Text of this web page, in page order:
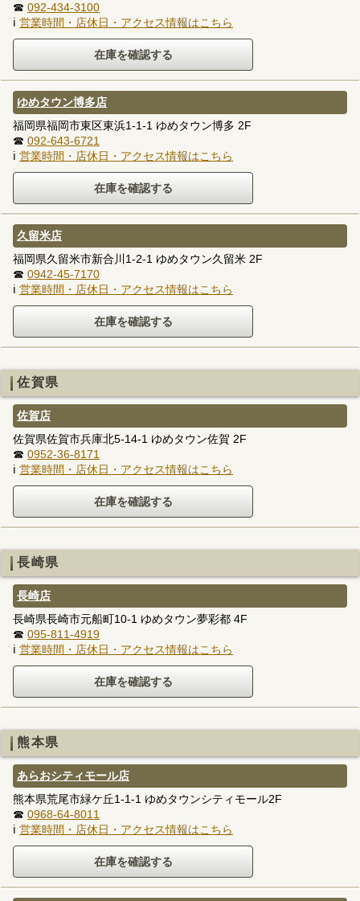
☎ 092-434-3100
ℹ 営業時間・店休日・アクセス情報はこちら
ゆめタウン博多店
福岡県福岡市東区東浜1-1-1 ゆめタウン博多 2F
☎ 092-643-6721
ℹ 営業時間・店休日・アクセス情報はこちら
久留米店
福岡県久留米市新合川1-2-1 ゆめタウン久留米 2F
☎ 0942-45-7170
ℹ 営業時間・店休日・アクセス情報はこちら
佐賀県
佐賀店
佐賀県佐賀市兵庫北5-14-1 ゆめタウン佐賀 2F
☎ 0952-36-8171
ℹ 営業時間・店休日・アクセス情報はこちら
長崎県
長崎店
長崎県長崎市元船町10-1 ゆめタウン夢彩都 4F
☎ 095-811-4919
ℹ 営業時間・店休日・アクセス情報はこちら
熊本県
あらおシティモール店
熊本県荒尾市緑ケ丘1-1-1 ゆめタウンシティモール2F
☎ 0968-64-8011
ℹ 営業時間・店休日・アクセス情報はこちら